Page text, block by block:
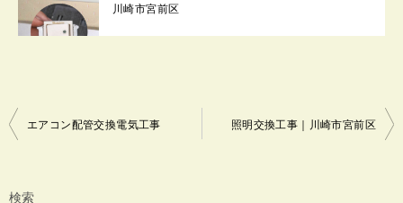
川崎市宮前区
投
稿
ビ
エアコン配管交換電気工事 照明交換工事｜川崎市宮前区
検索